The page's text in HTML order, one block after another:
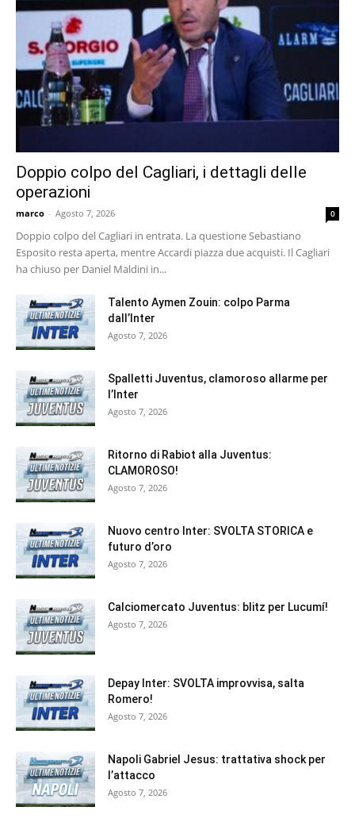
Doppio colpo del Cagliari, i dettagli delle
operazioni
marco - Agosto 7, 2026 0
Doppio colpo del Cagliari in entrata. La questione Sebastiano
Esposito resta aperta, mentre Accardi piazza due acquisti. Il Cagliari
ha chiuso per Daniel Maldini in...
Talento Aymen Zouin: colpo Parma
dall’Inter
Agosto 7, 2026
Spalletti Juventus, clamoroso allarme per
l’Inter
Agosto 7, 2026
Ritorno di Rabiot alla Juventus:
CLAMOROSO!
Agosto 7, 2026
Nuovo centro Inter: SVOLTA STORICA e
futuro d’oro
Agosto 7, 2026
Calciomercato Juventus: blitz per Lucumí!
Agosto 7, 2026
Depay Inter: SVOLTA improvvisa, salta
Romero!
Agosto 7, 2026
Napoli Gabriel Jesus: trattativa shock per
l’attacco
Agosto 7, 2026